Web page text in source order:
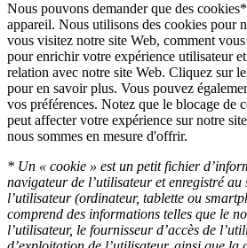
Nous pouvons demander que des
appareil. Nous utilisons des cookies pour
vous visitez notre site Web, comment
pour enrichir votre expérience utilisateur
relation avec notre site Web. Cliquez sur
pour en savoir plus. Vous pouvez
vos préférences. Notez que le blocage de
peut affecter votre expérience sur notre
nous sommes en mesure d'offrir.
* Un « cookie » est un petit fichier
navigateur de l’utilisateur et enregistré
l’utilisateur (ordinateur, tablette ou
comprend des informations telles que le
l’utilisateur, le fournisseur d’accès de